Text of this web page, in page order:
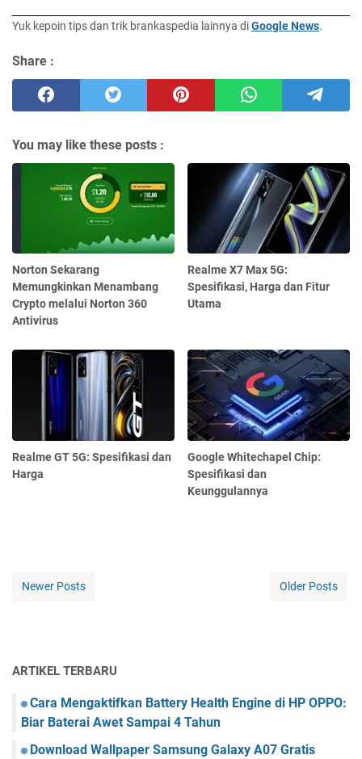
Yuk kepoin tips dan trik brankaspedia lainnya diGoogle News.
Share :
You may like these posts :
Norton Sekarang
Memungkinkan Menambang
Crypto melalui Norton 360
Antivirus
Realme X7 Max 5G:
Spesifikasi, Harga dan Fitur
Utama
Realme GT 5G: Spesifikasi dan
Harga
Google Whitechapel Chip:
Spesifikasi dan
Keunggulannya
Newer Posts Older Posts
ARTIKEL TERBARU
Cara Mengaktifkan Battery Health Engine di HP OPPO:
Biar Baterai Awet Sampai 4 Tahun
Download Wallpaper Samsung Galaxy A07 Gratis